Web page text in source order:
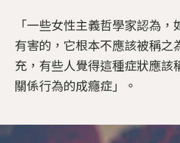
「一些女性主義哲學家認為
有害的，它根本不應該被稱之
充，有些人覺得這種症狀應該
關係行為的成癮症」。